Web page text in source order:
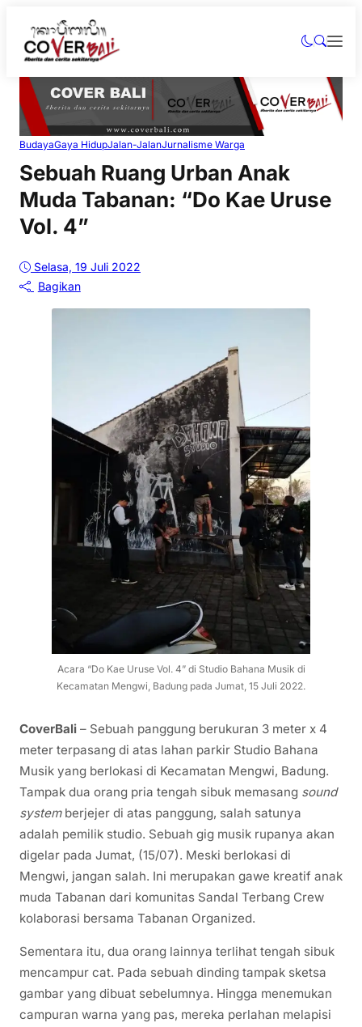
BudayaGaya HidupJalan-JalanJurnalisme Warga
Sebuah Ruang Urban Anak
Muda Tabanan: “Do Kae Uruse
Vol. 4”
Selasa, 19 Juli 2022
Bagikan
Acara “Do Kae Uruse Vol. 4” di Studio Bahana Musik di
Kecamatan Mengwi, Badung pada Jumat, 15 Juli 2022.
CoverBali – Sebuah panggung berukuran 3 meter x 4
meter terpasang di atas lahan parkir Studio Bahana
Musik yang berlokasi di Kecamatan Mengwi, Badung.
Tampak dua orang pria tengah sibuk memasang sound
systemberjejer di atas panggung, salah satunya
adalah pemilik studio. Sebuah gig musik rupanya akan
digelar pada Jumat, (15/07). Meski berlokasi di
Mengwi, jangan salah. Ini merupakan gawe kreatif anak
muda Tabanan dari komunitas Sandal Terbang Crew
kolaborasi bersama Tabanan Organized.
Sementara itu, dua orang lainnya terlihat tengah sibuk
mencampur cat. Pada sebuah dinding tampak sketsa
gambar yang dibuat sebelumnya. Hingga menemukan
campuran warna yang pas, mereka perlahan melapisi